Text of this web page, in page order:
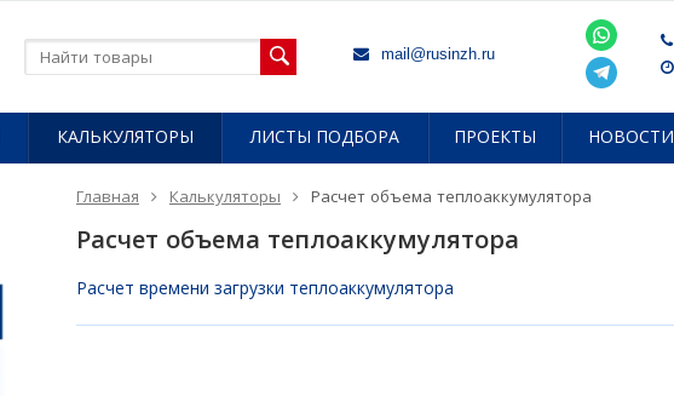
mail@rusinzh.ru
КАЛЬКУЛЯТОРЫ ЛИСТЫ ПОДБОРА ПРОЕКТЫ НОВОСТИ
Главная Калькуляторы Расчет объема теплоаккумулятора
Расчет объема теплоаккумулятора
Расчет времени загрузки теплоаккумулятора